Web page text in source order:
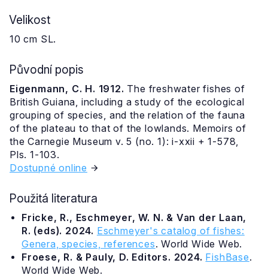
Velikost
10 cm SL.
Původní popis
Eigenmann, C. H. 1912. The freshwater fishes of
British Guiana, including a study of the ecological
grouping of species, and the relation of the fauna
of the plateau to that of the lowlands. Memoirs of
the Carnegie Museum v. 5 (no. 1): i-xxii + 1-578,
Pls. 1-103.
Dostupné online
Použitá literatura
Fricke, R., Eschmeyer, W. N. & Van der Laan,
R. (eds). 2024. Eschmeyer's catalog of fishes:
Genera, species, references. World Wide Web.
Froese, R. & Pauly, D. Editors. 2024. FishBase.
World Wide Web.